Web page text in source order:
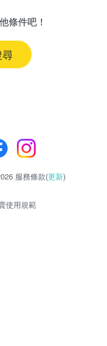
條件吧！
服務條款(更新)
使用規範